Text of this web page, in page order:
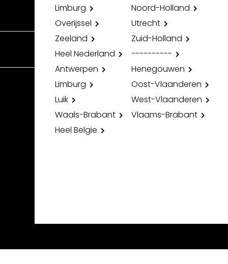
Limburg
Noord-Holland
Overijssel
Utrecht
Zeeland
Zuid-Holland
Heel Nederland
----------
Antwerpen
Henegouwen
Limburg
Oost-Vlaanderen
Luik
West-Vlaanderen
Waals-Brabant
Vlaams-Brabant
Heel Belgie